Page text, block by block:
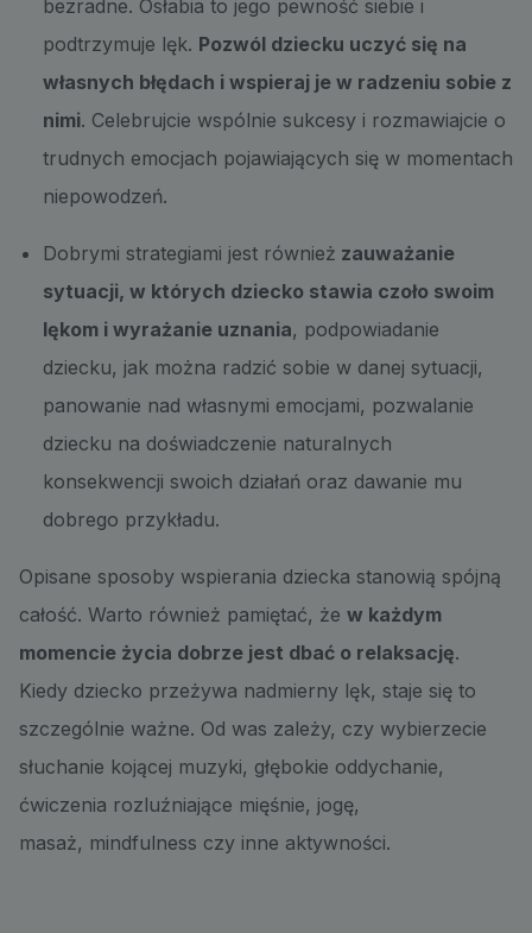
bezradne. Osłabia to jego pewność siebie i
podtrzymuje lęk. Pozwól dziecku uczyć się na
własnych błędach i wspieraj je w radzeniu sobie z
nimi. Celebrujcie wspólnie sukcesy i rozmawiajcie o
trudnych emocjach pojawiających się w momentach
niepowodzeń.
Dobrymi strategiami jest również zauważanie
sytuacji, w których dziecko stawia czoło swoim
lękom i wyrażanie uznania, podpowiadanie
dziecku, jak można radzić sobie w danej sytuacji,
panowanie nad własnymi emocjami, pozwalanie
dziecku na doświadczenie naturalnych
konsekwencji swoich działań oraz dawanie mu
dobrego przykładu.
Opisane sposoby wspierania dziecka stanowią spójną
całość. Warto również pamiętać, że w każdym
momencie życia dobrze jest dbać o relaksację.
Kiedy dziecko przeżywa nadmierny lęk, staje się to
szczególnie ważne. Od was zależy, czy wybierzecie
słuchanie kojącej muzyki, głębokie oddychanie,
ćwiczenia rozluźniające mięśnie, jogę,
masaż, mindfulness czy inne aktywności.